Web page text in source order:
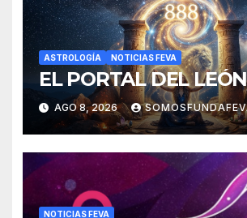
ASTROLOGÍA NOTICIAS FEVA
EL PORTAL DEL LEÓN
AGO 8, 2026
NOTICIAS FEVA